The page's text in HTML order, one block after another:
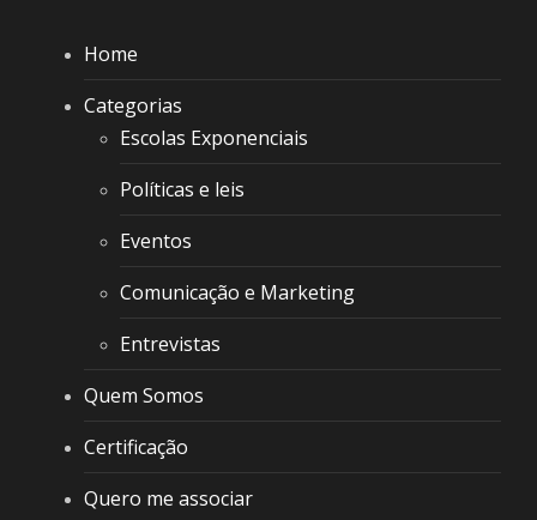
Home
Categorias
Escolas Exponenciais
Políticas e leis
Eventos
Comunicação e Marketing
Entrevistas
Quem Somos
Certificação
Quero me associar